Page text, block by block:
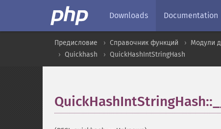
Downloads Documentation
Предисловие Справочник функций
Модули
Quickhash
QuickHashIntStringHash